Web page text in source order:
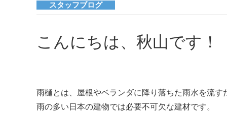
スタッフブログ
こんにちは、秋山です！
雨樋とは、屋根やベランダに降り落ちた雨水を流
雨の多い日本の建物では必要不可欠な建材です。